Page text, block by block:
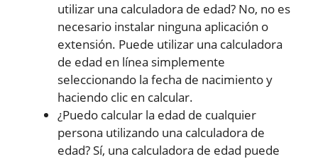
utilizar una calculadora de edad? No, no es
necesario instalar ninguna aplicación o
extensión. Puede utilizar una calculadora
de edad en línea simplemente
seleccionando la fecha de nacimiento y
haciendo clic en calcular.
¿Puedo calcular la edad de cualquier
persona utilizando una calculadora de
edad? Sí, una calculadora de edad puede